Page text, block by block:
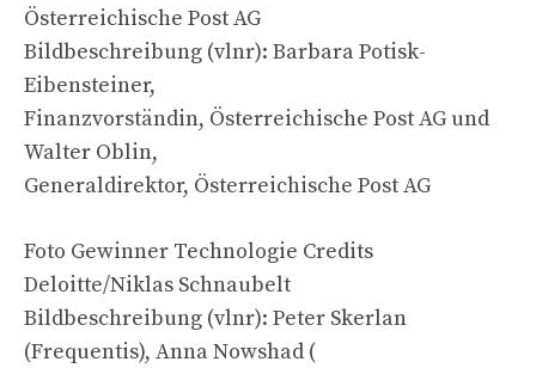
Österreichische Post AG
Bildbeschreibung (vlnr): Barbara Potisk-
Eibensteiner,
Finanzvorständin, Österreichische Post AG und
Walter Oblin,
Generaldirektor, Österreichische Post AG
Foto Gewinner Technologie Credits
Deloitte/Niklas Schnaubelt
Bildbeschreibung (vlnr): Peter Skerlan
(Frequentis), Anna Nowshad (